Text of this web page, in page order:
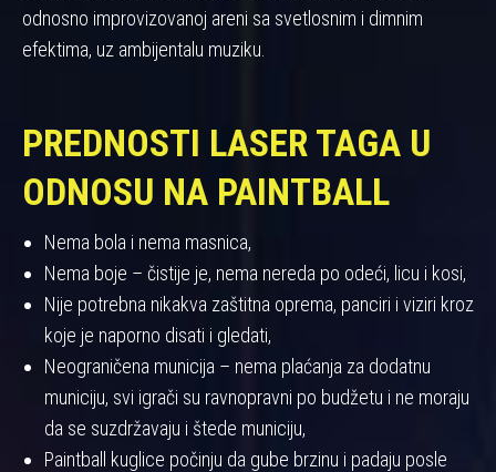
odnosno improvizovanoj areni sa svetlosnim i dimnim
efektima, uz ambijentalu muziku.
PREDNOSTI LASER TAGA U
ODNOSU NA PAINTBALL
Nema bola i nema masnica,
Nema boje – čistije je, nema nereda po odeći, licu i kosi,
Nije potrebna nikakva zaštitna oprema, panciri i viziri kroz
koje je naporno disati i gledati,
Neograničena municija – nema plaćanja za dodatnu
municiju, svi igrači su ravnopravni po budžetu i ne moraju
da se suzdržavaju i štede municiju,
Paintball kuglice počinju da gube brzinu i padaju posle